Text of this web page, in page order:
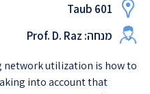
Taub 601
מנחה: Prof. D. Raz
utilization is how to
into account that